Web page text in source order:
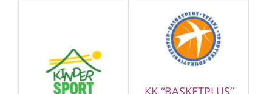
KK “BASKETPLUS”